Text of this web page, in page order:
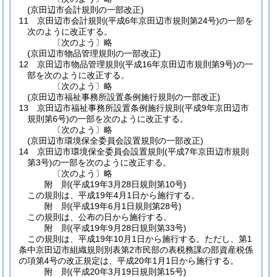
(京田辺市会計規則の一部改正)
11
京田辺市会計規則 (平成6年京田辺市規則第24号)の一部を
次のように改正する。
〔次のよう〕略
(京田辺市物品管理規則の一部改正)
12
京田辺市物品管理規則 (平成16年京田辺市規則第9号)の一
部を次のように改正する。
〔次のよう〕略
(京田辺市福祉事務所設置条例施行規則の一部改正)
13
京田辺市福祉事務所設置条例施行規則 (平成9年京田辺市
規則第6号)の一部を次のように改正する。
〔次のよう〕略
(京田辺市環境保全委員会設置規則の一部改正)
14
京田辺市環境保全委員会設置規則 (平成7年京田辺市規則
第3号)の一部を次のように改正する。
〔次のよう〕略
附 則(平成19年3月28日規則第10号)
この規則は、平成19年4月1日から施行する。
附 則(平成19年6月1日規則第28号)
この規則は、公布の日から施行する。
附 則(平成19年9月28日規則第33号)
この規則は、平成19年10月1日から施行する。 ただし、第1
条中京田辺市組織規則別表第2市民部の表税務課の部資産税係
の項第4号の改正規定は、平成20年1月1日から施行する。
附 則(平成20年3月19日規則第15号)